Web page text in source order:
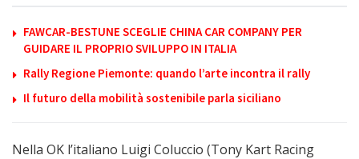
FAWCAR-BESTUNE SCEGLIE CHINA CAR COMPANY PER
GUIDARE IL PROPRIO SVILUPPO IN ITALIA
Rally Regione Piemonte: quando l’arte incontra il rally
Il futuro della mobilità sostenibile parla siciliano
Nella OK l’italiano Luigi Coluccio (Tony Kart Racing